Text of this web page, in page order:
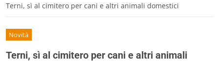
Terni, sì al cimitero per cani e altri animali domestici
Novità
Terni, sì al cimitero per cani e altri animali